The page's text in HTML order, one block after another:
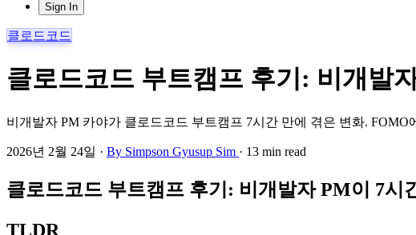
Sign In
클로드코드
클로드코드 부트캠프 후기: 비개발
비개발자 PM 카야가 클로드코드 부트캠프 7시간 만에 겪은 변화.
2026년 2월 24일 · By Simpson Gyusup Sim · 13 min read
클로드코드 부트캠프 후기: 비개발자 PM이 7시
TLDR